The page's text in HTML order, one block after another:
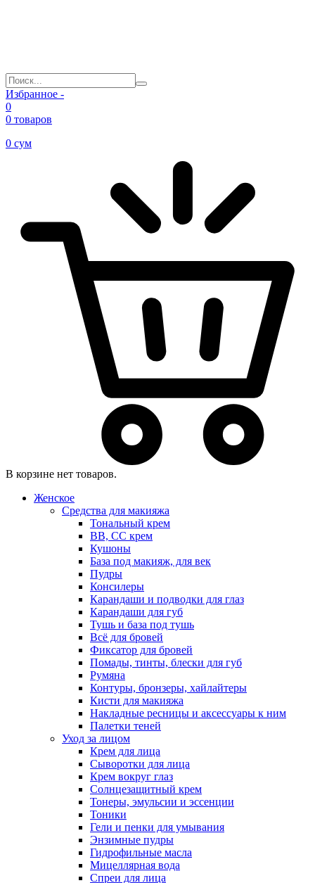
Избранное -
0
0 товаров
0 сум
В корзине нет товаров.
Женское
Средства для макияжа
Тональный крем
BB, CC крем
Кушоны
База под макияж, для век
Пудры
Консилеры
Карандаши и подводки для глаз
Карандаши для губ
Тушь и база под тушь
Всё для бровей
Фиксатор для бровей
Помады, тинты, блески для губ
Румяна
Контуры, бронзеры, хайлайтеры
Кисти для макияжа
Накладные ресницы и аксессуары к ним
Палетки теней
Уход за лицом
Крем для лица
Сыворотки для лица
Крем вокруг глаз
Солнцезащитный крем
Тонеры, эмульсии и эссенции
Тоники
Гели и пенки для умывания
Энзимные пудры
Гидрофильные масла
Мицеллярная вода
Спреи для лица